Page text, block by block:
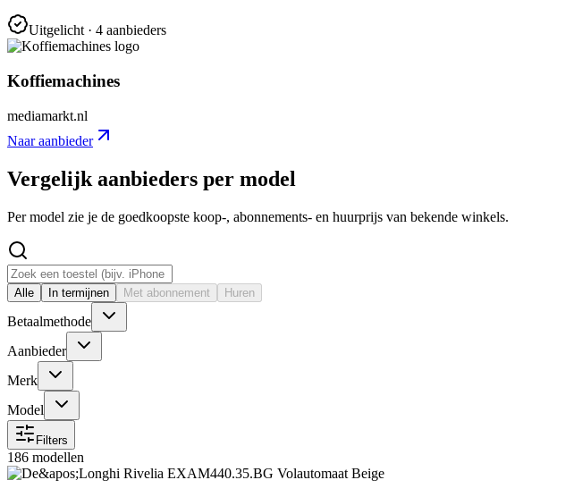
Uitgelicht· 4 aanbieders
Koffiemachines
mediamarkt.nl
Naar aanbieder
Vergelijk aanbieders per model
Per model zie je de goedkoopste koop-, abonnements- en huurprijs van bekende winkels.
Alle In termijnen Met abonnement Huren
Betaalmethode
Aanbieder
Merk
Model
Filters
186 modellen